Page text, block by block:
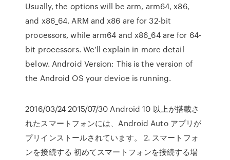
Usually, the options will be arm, arm64, x86,
and x86_64. ARM and x86 are for 32-bit
processors, while arm64 and x86_64 are for 64-
bit processors. We’ll explain in more detail
below. Android Version: This is the version of
the Android OS your device is running.
2016/03/24 2015/07/30 Android 10 以上が搭載さ
れたスマートフォンには、Android Auto アプリが
プリインストールされています。 2. スマートフォ
ンを接続する 初めてスマートフォンを接続する場